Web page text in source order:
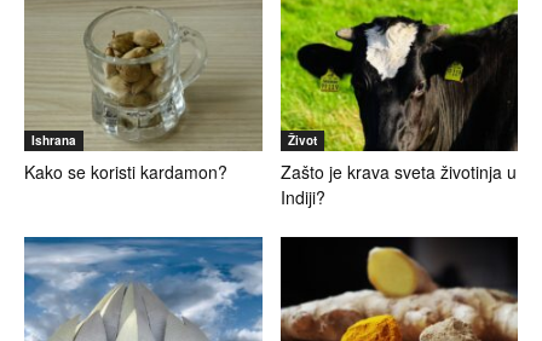
Ishrana
Kako se koristi kardamon?
Život
Zašto je krava sveta životinja u
Indiji?